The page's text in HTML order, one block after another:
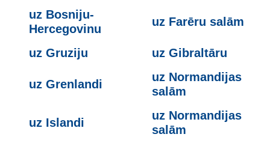
uz Bosniju-
Hercegovinu
uz Farēru salām
uz Gruziju uz Gibraltāru
uz Grenlandi
uz Normandijas
salām
uz Islandi
uz Normandijas
salām